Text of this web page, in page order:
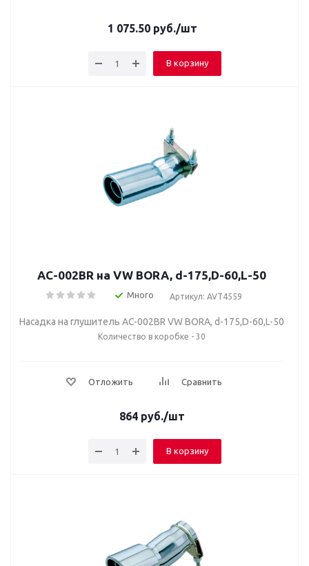
1 075.50руб./шт
В корзину
AC-002BR на VW BORA, d-175,D-60,L-50
Много Артикул: AVT4559
Насадка на глушитель AC-002BR VW BORA, d-175,D-60,L-50
Количество в коробке - 30
Отложить Сравнить
864 руб./шт
В корзину